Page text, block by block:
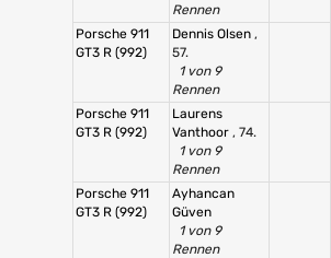
Rennen
Porsche 911
GT3 R (992)
Dennis Olsen ,
57.
1 von 9
Rennen
Porsche 911
GT3 R (992)
Laurens
Vanthoor , 74.
1 von 9
Rennen
Porsche 911
GT3 R (992)
Ayhancan
Güven
1 von 9
Rennen